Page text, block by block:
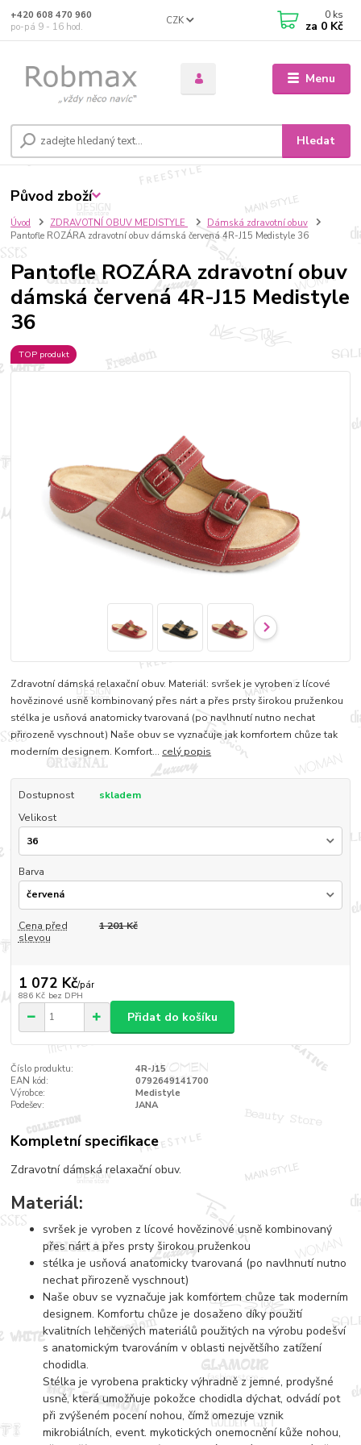
Menu
CZK
Hledat
+420 608 470 960
po-pá 9 - 16 hod.
0 ks
za 0 Kč
Úvod ZDRAVOTNÍ OBUV MEDISTYLE
Dámská zdravotní obuv
Pantofle ROZÁRA zdravotní obuv dámská červená 4R-J15 Medistyle 36
Pantofle ROZÁRA zdravotní obuv
dámská červená 4R-J15 Medistyle
36
TOP produkt
Zdravotní dámská relaxační obuv. Materiál: svršek je vyroben z lícové
hovězinové usně kombinovaný přes nárt a přes prsty širokou pruženkou
stélka je usňová anatomicky tvarovaná (po navlhnutí nutno nechat
přirozeně vyschnout) Naše obuv se vyznačuje jak komfortem chůze tak
moderním designem. Komfort... celý popis
Dostupnost
skladem
Velikost
Barva
Cena před
slevou
1 201 Kč
1 072 Kč/pár
886 Kč bez DPH
Přidat do košíku
Číslo produktu:
4R-J15
EAN kód:
0792649141700
Výrobce:
Medistyle
Podešev:
JANA
Kompletní specifikace
Zdravotní dámská relaxační obuv.
Materiál:
svršek je vyroben z lícové hovězinové usně kombinovaný
přes nárt a přes prsty širokou pruženkou
stélka je usňová anatomicky tvarovaná (po navlhnutí nutno
nechat přirozeně vyschnout)
Naše obuv se vyznačuje jak komfortem chůze tak moderním
designem. Komfortu chůze je dosaženo díky použití
kvalitních lehčených materiálů použitých na výrobu podešví
s anatomickým tvarováním v oblasti největšího zatížení
chodidla.
Stélka je vyrobena prakticky výhradně z jemné, prodyšné
usně, která umožňuje pokožce chodidla dýchat, odvádí pot
při zvýšeném pocení nohou, čímž omezuje vznik
mikrobiálních, event. mykotických onemocnění kůže nohou,
Původ zboží